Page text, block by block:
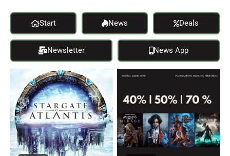
Start News Deals
Newsletter News App